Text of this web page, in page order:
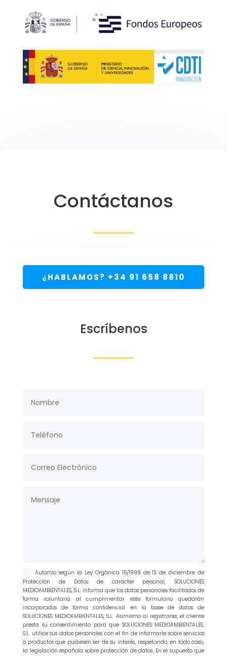
Contáctanos
¿HABLAMOS? +34 91 658 8810
Escríbenos
Autorizo según la Ley Orgánica 15/1999 de 13 de diciembre de
Protección de Datos de carácter personal, SOLUCIONES
MEDIOAMBIENTALES, S.L. informa que los datos personales facilitados de
forma voluntaria al cumplimentar este formulario quedarán
incorporados de forma confidencial en la base de datos de
SOLUCIONES MEDIOAMBIENTALES, S.L. Asimismo al registrarse, el cliente
presta su consentimiento para que SOLUCIONES MEDIOAMBIENTALES,
S.L. utilice sus datos personales con el fin de informarle sobre servicios
o productos que pudiesen ser de su interés, respetando, en todo caso,
la legislación española sobre protección de datos. En el supuesto que